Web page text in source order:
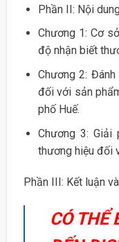
Phần II: Nội
Chương 1: Cơ
độ nhận biết
Chương 2:
đối với sản
phố Huế.
Chương 3: Giải
thương hiệu đối
Phần III: Kết luận
CÓ THỂ